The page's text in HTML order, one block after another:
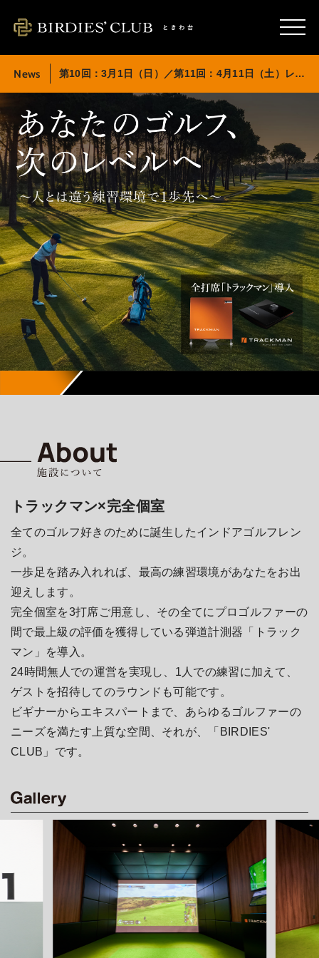
News 第10回：3月1日（日）／第11回：4月11日（土）レッスンイベント開催のお知らせ
トラックマン×完全個室
全てのゴルフ好きのために誕生したインドアゴルフレン
ジ。
一歩足を踏み入れれば、最高の練習環境があなたをお出
迎えします。
完全個室を3打席ご用意し、その全てにプロゴルファーの
間で最上級の評価を獲得している弾道計測器「トラック
マン」を導入。
24時間無人での運営を実現し、1人での練習に加えて、
ゲストを招待してのラウンドも可能です。
ビギナーからエキスパートまで、あらゆるゴルファーの
ニーズを満たす上質な空間、 それが、「BIRDIES'
CLUB」です。